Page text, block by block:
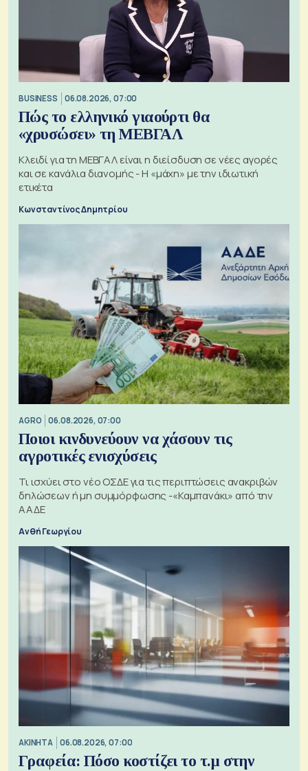
BUSINESS 06.08.2026, 07:00
Πώς το ελληνικό γιαούρτι θα
«χρυσώσει» τη ΜΕΒΓΑΛ
Κλειδί για τη ΜΕΒΓΑΛ είναι η διείσδυση σε νέες αγορές
και σε κανάλια διανομής - Η «μάχη» με την ιδιωτική
ετικέτα
Κωνσταντίνος Δημητρίου
AGRO 06.08.2026, 07:00
Ποιοι κινδυνεύουν να χάσουν τις
αγροτικές ενισχύσεις
Τι ισχύει στο νέο ΟΣΔΕ για τις περιπτώσεις ανακριβών
δηλώσεων ή μη συμμόρφωσης -«Καμπανάκι» από την
ΑΑΔΕ
Ανθή Γεωργίου
ΑΚΙΝΗΤΑ 06.08.2026, 07:00
Γραφεία: Πόσο κοστίζει το τ.μ στην